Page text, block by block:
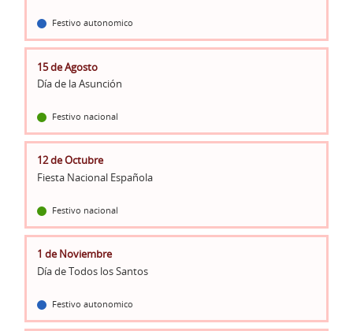
Festivo autonomico
15 de Agosto
Día de la Asunción
Festivo nacional
12 de Octubre
Fiesta Nacional Española
Festivo nacional
1 de Noviembre
Día de Todos los Santos
Festivo autonomico